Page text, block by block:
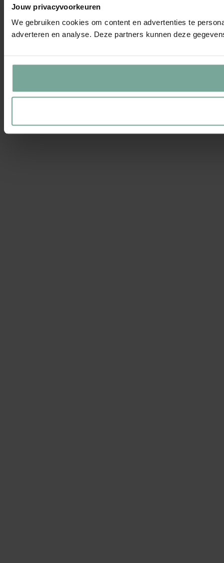
Jouw privacyvoorkeuren
We gebruiken cookies om content en advertenties te
adverteren en analyse. Deze partners kunnen deze